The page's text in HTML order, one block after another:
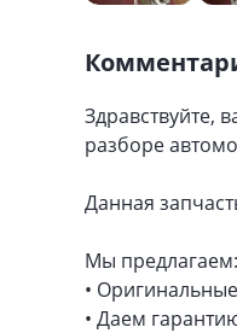
Здравствуйте,
разборе
Данная
Мы предлагаем:
•
• Даем